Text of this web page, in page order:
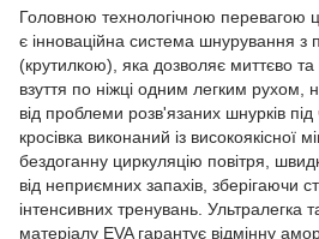
Головною технологічною перевагою
є інноваційна система шнурування
(крутилкою), яка дозволяє миттєво та
взуття по ніжці одним легким рухом,
від проблеми розв'язаних шнурків під
кросівка виконаний із високоякісної
бездоганну циркуляцію повітря,
від неприємних запахів, зберігаючи
інтенсивних тренувань. Ультралегка
матеріалу EVA гарантує відмінну